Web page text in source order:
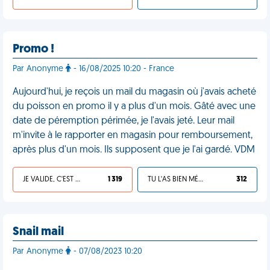
Promo !
Par Anonyme - 16/08/2025 10:20 - France
Aujourd'hui, je reçois un mail du magasin où j'avais acheté
du poisson en promo il y a plus d'un mois. Gâté avec une
date de péremption périmée, je l'avais jeté. Leur mail
m'invite à le rapporter en magasin pour remboursement,
après plus d'un mois. Ils supposent que je l'ai gardé. VDM
JE VALIDE, C'EST UNE VDM 1 319 TU L'AS BIEN MÉRITÉ 312
Snail mail
Par Anonyme - 07/08/2023 10:20